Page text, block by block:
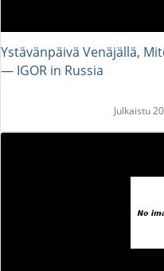
Ystävänpäivä Venäjällä,
― IGOR in Russia
Julkaistu